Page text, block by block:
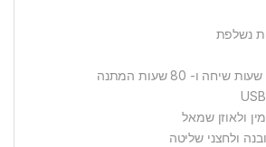
נשלפת
ולאוזן שמאל
ולחצני שליטה